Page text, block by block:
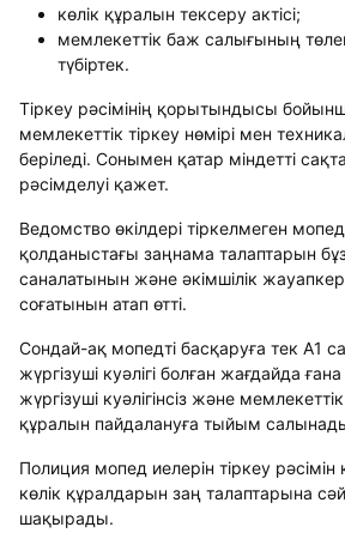
көлік құралын тексеру актісі;
мемлекеттік баж салығының
түбіртек.
Тіркеу рәсімінің қорытындысы
мемлекеттік тіркеу нөмірі мен
беріледі. Сонымен қатар міндетті
рәсімделуі қажет.
Ведомство өкілдері тіркелмеген
қолданыстағы заңнама талаптарын
саналатынын және әкімшілік
соғатынын атап өтті.
Сондай-ақ мопедті басқаруға тек A1
жүргізуші куәлігі болған жағдайда ғана
жүргізуші куәлігінсіз және мемлекеттік
құралын пайдалануға тыйым
Полиция мопед иелерін тіркеу
көлік құралдарын заң талаптарына
шақырады.